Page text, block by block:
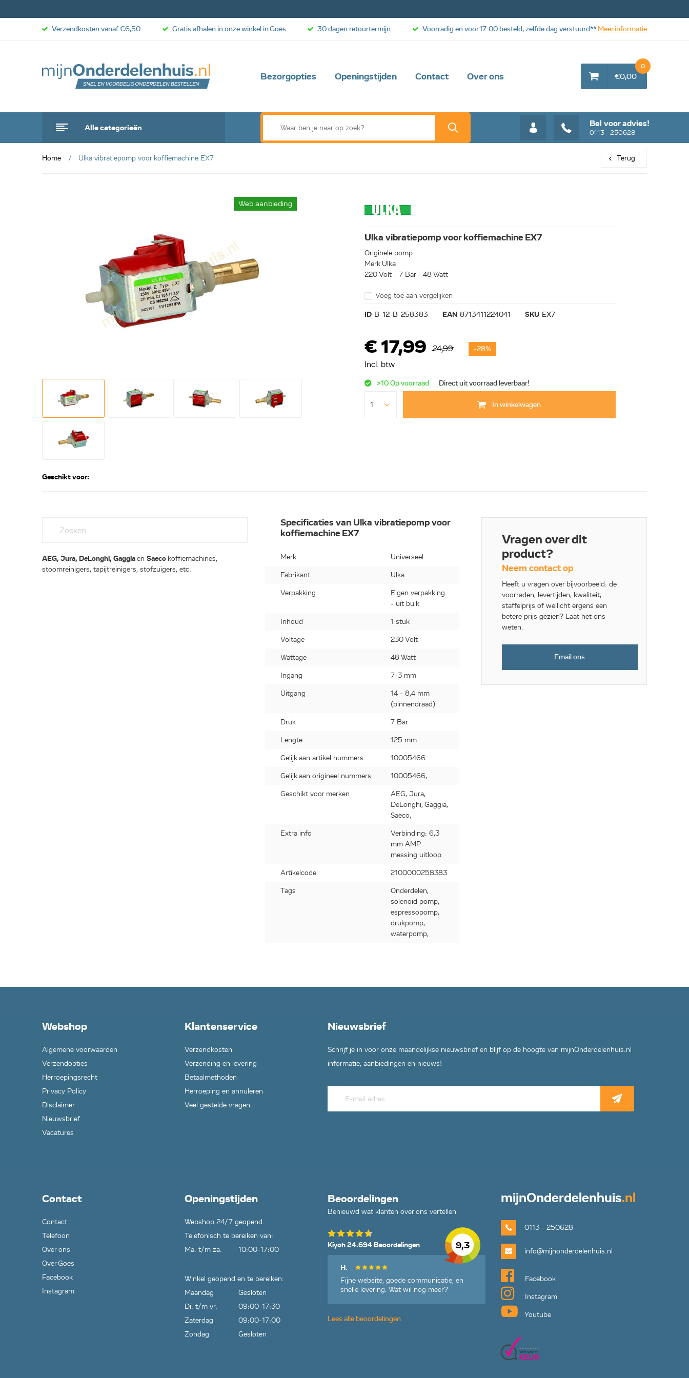
Bezorgopties Openingstijden Contact Over ons
Alle categorieën Bel voor advies!
0113 - 250628
€0,00
0
Verzendkosten vanaf €6,50 Gratis afhalen in onze winkel in Goes 30 dagen retourtermijn Voorradig en voor 17:00 besteld, zelfde dag verstuurd** Meer informatie
Home Ulka vibratiepomp voor koffiemachine EX7 Terug
Web aanbieding
Ulka vibratiepomp voor koffiemachine EX7
Originele pomp
Merk Ulka
220 Volt - 7 Bar - 48 Watt
Voeg toe aan vergelijken
ID B-12-B-258383 EAN 8713411224041 SKU EX7
€ 17,99 24,99 -28%
Incl. btw
>10 Op voorraad Direct uit voorraad leverbaar!
In winkelwagen
Geschikt voor:
AEG, Jura, DeLonghi, Gaggiaen Saeco koffiemachines,
stoomreinigers, tapijtreinigers, stofzuigers, etc.
Specificaties van Ulka vibratiepomp voor
koffiemachine EX7
Merk Universeel
Fabrikant Ulka
Verpakking
Eigen verpakking
- uit bulk
Inhoud 1 stuk
Voltage 230 Volt
Wattage 48 Watt
Ingang 7-3 mm
Uitgang
14 - 8,4 mm
(binnendraad)
Druk 7 Bar
Lengte 125 mm
Gelijk aan artikel nummers 10005466
Gelijk aan origineel nummers 10005466,
Geschikt voor merken
AEG, Jura,
DeLonghi, Gaggia,
Saeco,
Extra info
Verbinding: 6,3
mm AMP
messing uitloop
Artikelcode 2100000258383
Tags
Onderdelen,
solenoid pomp,
espressopomp,
drukpomp,
waterpomp,
Vragen over dit
product?
Neem contact op
Heeft u vragen over bijvoorbeeld: de
voorraden, levertijden, kwaliteit,
staffelprijs of wellicht ergens een
betere prijs gezien? Laat het ons
weten.
Email ons
Webshop
Algemene voorwaarden
Verzendopties
Herroepingsrecht
Privacy Policy
Disclaimer
Nieuwsbrief
Vacatures
Klantenservice
Verzendkosten
Verzending en levering
Betaalmethoden
Herroeping en annuleren
Veel gestelde vragen
Nieuwsbrief
Schrijf je in voor onze maandelijkse nieuwsbrief en blijf op de hoogte van mijnOnderdelenhuis.nl
informatie, aanbiedingen en nieuws!
Contact
Contact
Telefoon
Over ons
Over Goes
Facebook
Instagram
Openingstijden
Webshop 24/7 geopend.
Telefonisch te bereiken van:
Ma. t/m za.
10:00-17:00
Winkel geopend en te bereiken:
Maandag
Gesloten
Di. t/m vr.
09:00-17:30
Zaterdag
09:00-17:00
Zondag
Gesloten
Beoordelingen
Benieuwd wat klanten over ons vertellen
9,3
Kiyoh 24.694 Beoordelingen
H.
Fijne website, goede communicatie, en
snelle levering. Wat wil nog meer?
Lees alle beoordelingen
mijnOnderdelenhuis.nl
0113 - 250628
info@mijnonderdelenhuis.nl
Facebook
Instagram
Youtube